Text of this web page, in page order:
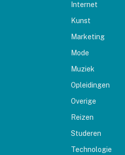
Internet
Kunst
Marketing
Mode
Muziek
Opleidingen
Overige
Reizen
Studeren
Technologie